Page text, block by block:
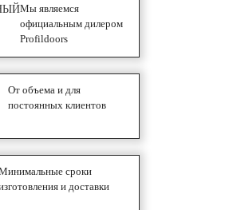
ОТКРЫВАНИЯ
Мы являемся
официальным дилером
Profildoors
От объема и для
постоянных клиентов
сроки
и доставки